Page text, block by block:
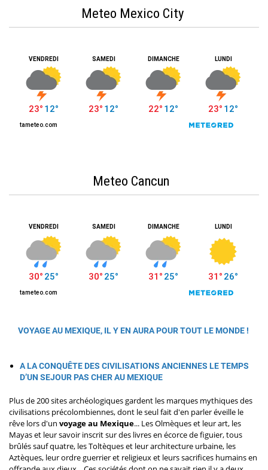
Meteo Mexico City
Meteo Cancun
VOYAGE AU MEXIQUE, IL Y EN AURA POUR TOUT LE MONDE !
A LA CONQUÊTE DES CIVILISATIONS ANCIENNES LE TEMPS
D’UN SEJOUR PAS CHER AU MEXIQUE
Plus de 200 sites archéologiques gardent les marques mythiques des
civilisations précolombiennes, dont le seul fait d'en parler éveille le
rêve lors d'un voyage au Mexique... Les Olmèques et leur art, les
Mayas et leur savoir inscrit sur des livres en écorce de figuier, tous
brûlés sauf quatre, les Toltèques et leur architecture urbaine, les
Aztèques, leur ordre guerrier et religieux et leurs sacrifices humains en